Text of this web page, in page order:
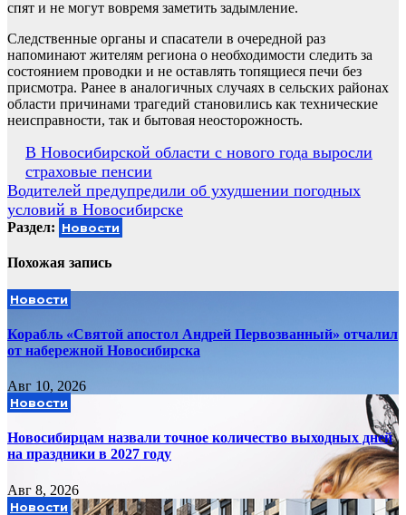
спят и не могут вовремя заметить задымление.
Следственные органы и спасатели в очередной раз
напоминают жителям региона о необходимости следить за
состоянием проводки и не оставлять топящиеся печи без
присмотра. Ранее в аналогичных случаях в сельских районах
области причинами трагедий становились как технические
неисправности, так и бытовая неосторожность.
Навигация
по
записям
В Новосибирской области с нового года выросли
страховые пенсии
Водителей предупредили об ухудшении погодных
условий в Новосибирске
Раздел: Новости
Похожая запись
Новости
Корабль «Святой апостол Андрей Первозванный» отчалил
от набережной Новосибирска
Авг 10, 2026
Новости
Новосибирцам назвали точное количество выходных дней
на праздники в 2027 году
Авг 8, 2026
Новости